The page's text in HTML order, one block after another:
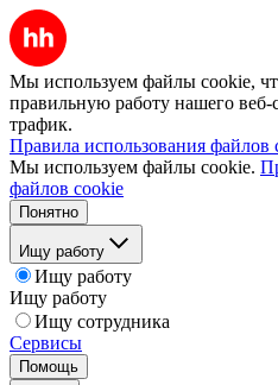
Мы используем файлы cookie,
правильную работу нашего веб-
трафик.
Правила использования файлов
Мы используем файлы cookie.
файлов cookie
Понятно
Ищу работу
Ищу работу
Ищу работу
Ищу сотрудника
Сервисы
Помощь